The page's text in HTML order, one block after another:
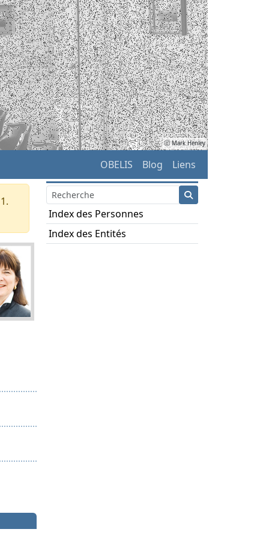
ⓒ Mark Henley
OBELIS Blog Liens
Index des Personnes
Index des Entités